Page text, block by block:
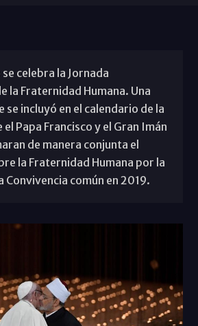
celebra la Jornada
la Fraternidad Humana. Una
se incluyó en el calendario de la
el Papa Francisco y el Gran Imán
de manera conjunta el
la Fraternidad Humana por la
Convivencia común en 2019.